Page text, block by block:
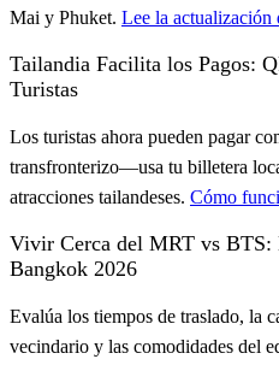
Mai y Phuket. Lee la actualización
Tailandia Facilita los Pagos:
Turistas
Los turistas ahora pueden pagar
transfronterizo—usa tu billetera
atracciones tailandeses. Cómo
Vivir Cerca del MRT vs BTS:
Bangkok 2026
Evalúa los tiempos de traslado, la
vecindario y las comodidades del